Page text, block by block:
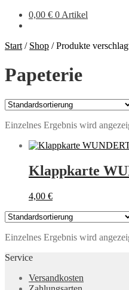
0,00 € 0 Artikel
Start / Shop /Produkte
Papeterie
Einzelnes Ergebnis wird
Klappkarte
4,00 €
Einzelnes Ergebnis wird
Service
Versandkosten